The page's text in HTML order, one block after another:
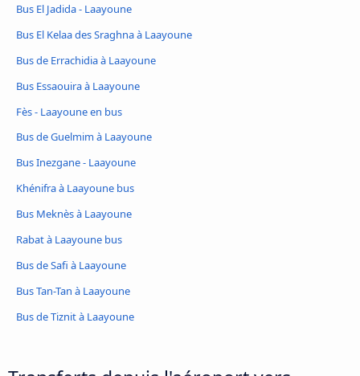
Bus El Jadida - Laayoune
Bus El Kelaa des Sraghna à Laayoune
Bus de Errachidia à Laayoune
Bus Essaouira à Laayoune
Fès - Laayoune en bus
Bus de Guelmim à Laayoune
Bus Inezgane - Laayoune
Khénifra à Laayoune bus
Bus Meknès à Laayoune
Rabat à Laayoune bus
Bus de Safi à Laayoune
Bus Tan-Tan à Laayoune
Bus de Tiznit à Laayoune